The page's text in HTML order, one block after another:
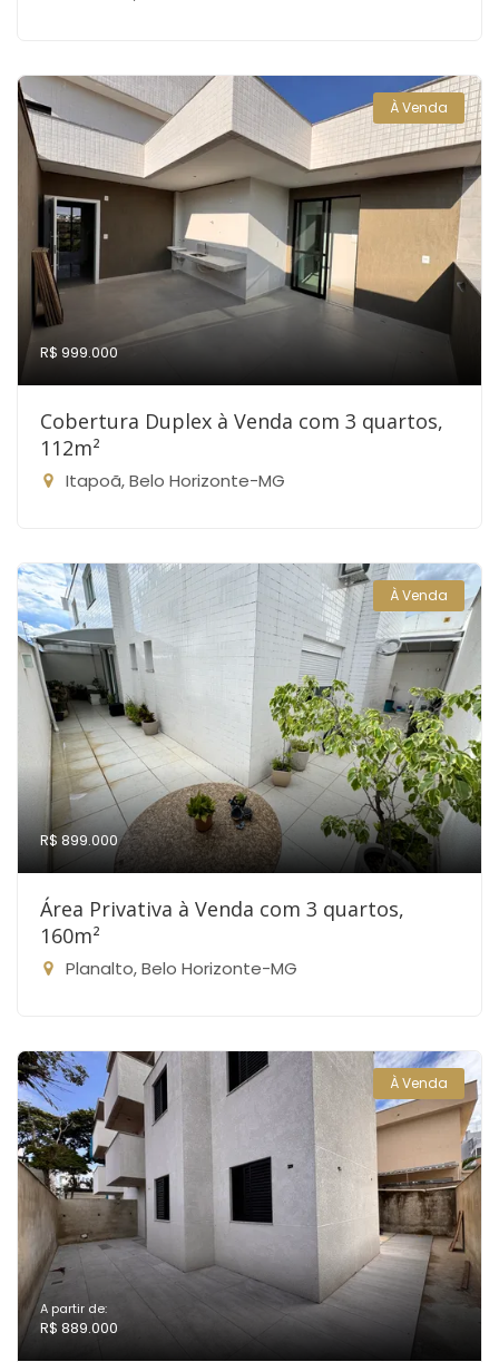
À Venda
R$ 999.000
Cobertura Duplex à Venda com 3 quartos,
112m²
Itapoã, Belo Horizonte-MG
À Venda
R$ 899.000
Área Privativa à Venda com 3 quartos,
160m²
Planalto, Belo Horizonte-MG
À Venda
A partir de:
R$ 889.000